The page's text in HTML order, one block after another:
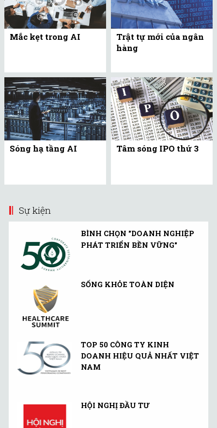
Mắc kẹt trong AI
Trật tự mới của ngân
hàng
Sóng hạ tầng AI Tâm sóng IPO thứ 3
Sự kiện
BÌNH CHỌN "DOANH NGHIỆP
PHÁT TRIỂN BỀN VỮNG"
SỐNG KHỎE TOÀN DIỆN
TOP 50 CÔNG TY KINH
DOANH HIỆU QUẢ NHẤT VIỆT
NAM
HỘI NGHỊ ĐẦU TƯ